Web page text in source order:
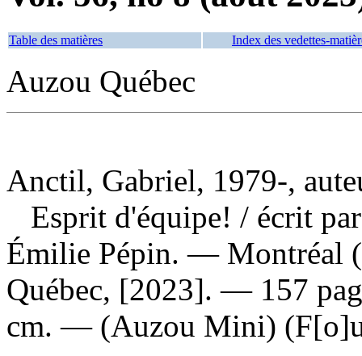
Table des matières Index des vedettes-
Auzou Québec
Anctil, Gabriel, 1979-,
Esprit d'équipe! / écrit
Émilie Pépin. — Montréal
Québec, [2023]. — 157
cm. — (Auzou Mini)